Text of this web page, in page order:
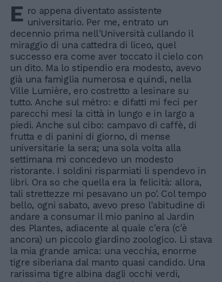
E ro appena diventato assistente
universitario. Per me, entrato un
decennio prima nell'Università cullando il
miraggio di una cattedra di liceo, quel
successo era come aver toccato il cielo con
un dito. Ma lo stipendio era modesto, avevo
già una famiglia numerosa e quindi, nella
Ville Lumière, ero costretto a lesinare su
tutto. Anche sul métro: e difatti mi feci per
parecchi mesi la città in lungo e in largo a
piedi. Anche sul cibo: campavo di caffè, di
frutta e di panini di giorno, di mense
universitarie la sera; una sola volta alla
settimana mi concedevo un modesto
ristorante. I soldini risparmiati li spendevo in
libri. Ora so che quella era la felicità: allora,
tali strettezze mi pesavano un po'. Col tempo
bello, ogni sabato, avevo preso l'abitudine di
andare a consumar il mio panino al Jardin
des Plantes, adiacente al quale c'era (c'è
ancora) un piccolo giardino zoologico. Lì stava
la mia grande amica: una vecchia, enorme
tigre siberiana dal manto quasi candido. Una
rarissima tigre albina dagli occhi verdi,